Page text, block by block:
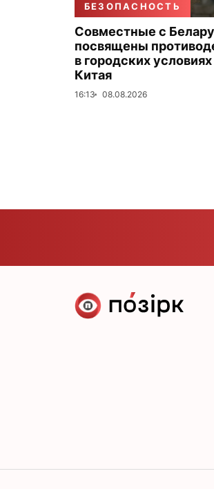
БЕЗОПАСНОСТЬ
Совместные с
посвящены
в городских
Китая
16:13 08.08.2026